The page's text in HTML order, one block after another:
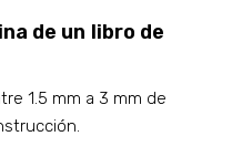
de un libro de
1.5 mm a 3 mm de